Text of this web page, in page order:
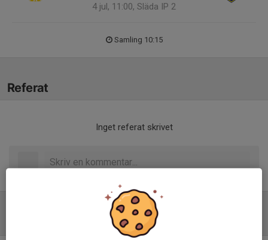
4 jul, 11:00, Släda IP 2
Samling 10:15
Referat
Inget referat skrivet